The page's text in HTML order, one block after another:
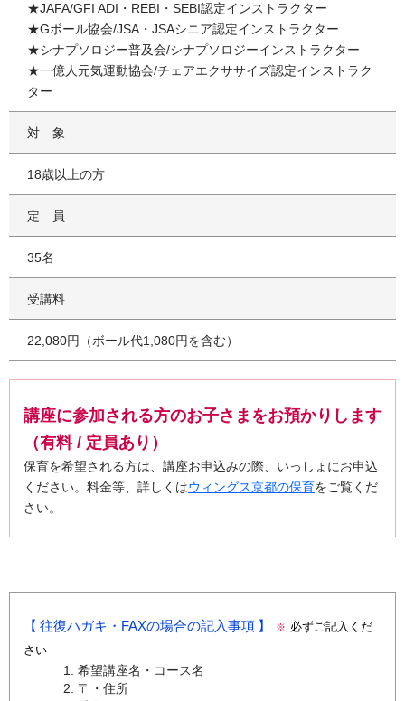
★JAFA/GFI ADI・REBI・SEBI認定インストラクター
★Gボール協会/JSA・JSAシニア認定インストラクター
★シナプソロジー普及会/シナプソロジーインストラクター
★一億人元気運動協会/チェアエクササイズ認定インストラク
ター
対象
18歳以上の方
定員
35名
受講料
22,080円（ボール代1,080円を含む）
講座に参加される方のお子さまをお預かりします
（有料 / 定員あり）
保育を希望される方は、講座お申込みの際、いっしょにお申込
ください。料金等、詳しくはウィングス京都の保育をご覧くだ
さい。
往復ハガキ・FAXの場合の記入事項 ※ 必ずご記入くだ
さい
希望講座名・コース名
〒・住所